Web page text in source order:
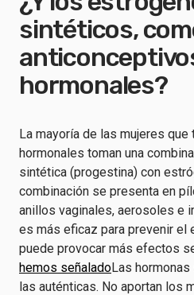
sintéticos,
hormonales?
La mayoría de las mujeres
hormonales toman una
sintética (progestina) con
combinación se presenta en
anillos vaginales, aerosoles e
es más eficaz para prevenir el
puede provocar más efectos
hemos señaladoLas
las auténticas. No aportan los